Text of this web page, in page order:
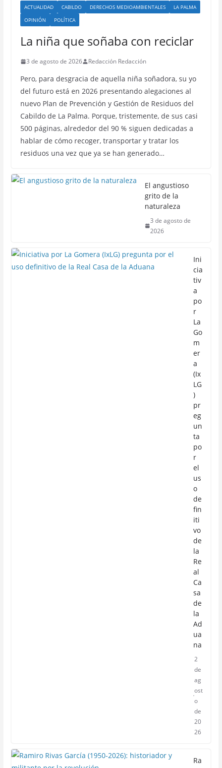
ACTUALIDAD CABILDO DERECHOS MEDIOAMBIENTALES
LA PALMA
OPINIÓN
POLÍTICA
La niña que soñaba con reciclar
3 de agosto de 2026 Redacción Redacción
Pero, para desgracia de aquella niña soñadora, su yo
del futuro está en 2026 presentando alegaciones al
nuevo Plan de Prevención y Gestión de Residuos del
Cabildo de La Palma. Porque, tristemente, de sus casi
500 páginas, alrededor del 90 % siguen dedicadas a
hablar de cómo recoger, transportar y tratar los
residuos una vez que ya se han generado…
El angustioso
grito de la
naturaleza
3 de agosto de
2026
Ini
cia
tiv
a
po
r
La
Go
m
er
a
(Ix
LG
)
pr
eg
un
ta
po
r
el
us
o
de
fin
iti
vo
de
la
Re
al
Ca
sa
de
la
Ad
ua
na
2
de
ag
ost
o
de
20
26
Ra